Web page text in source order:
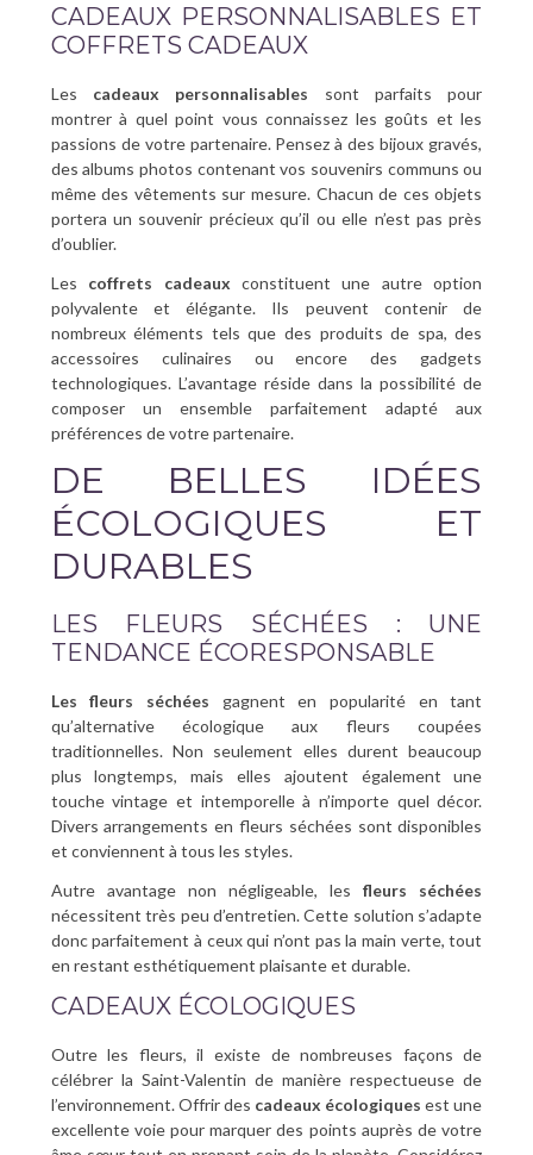
CADEAUX PERSONNALISABLES ET
COFFRETS CADEAUX
Les cadeaux personnalisables sont parfaits pour
montrer à quel point vous connaissez les goûts et les
passions de votre partenaire. Pensez à des bijoux gravés,
des albums photos contenant vos souvenirs communs ou
même des vêtements sur mesure. Chacun de ces objets
portera un souvenir précieux qu’il ou elle n’est pas près
d’oublier.
Les coffrets cadeaux constituent une autre option
polyvalente et élégante. Ils peuvent contenir de
nombreux éléments tels que des produits de spa, des
accessoires culinaires ou encore des gadgets
technologiques. L’avantage réside dans la possibilité de
composer un ensemble parfaitement adapté aux
préférences de votre partenaire.
DE BELLES IDÉES
ÉCOLOGIQUES ET
DURABLES
LES FLEURS SÉCHÉES : UNE
TENDANCE ÉCORESPONSABLE
Les fleurs séchées gagnent en popularité en tant
qu’alternative écologique aux fleurs coupées
traditionnelles. Non seulement elles durent beaucoup
plus longtemps, mais elles ajoutent également une
touche vintage et intemporelle à n’importe quel décor.
Divers arrangements en fleurs séchées sont disponibles
et conviennent à tous les styles.
Autre avantage non négligeable, lesfleurs séchées
nécessitent très peu d’entretien. Cette solution s’adapte
donc parfaitement à ceux qui n’ont pas la main verte, tout
en restant esthétiquement plaisante et durable.
CADEAUX ÉCOLOGIQUES
Outre les fleurs, il existe de nombreuses façons de
célébrer la Saint-Valentin de manière respectueuse de
l’environnement. Offrir des cadeaux écologiques est une
excellente voie pour marquer des points auprès de votre